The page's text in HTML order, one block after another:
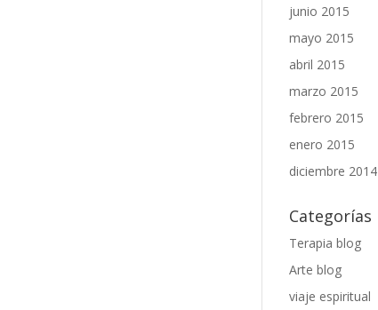
junio 2015
mayo 2015
abril 2015
marzo 2015
febrero 2015
enero 2015
diciembre 2014
Categorías
Terapia blog
Arte blog
viaje espiritual